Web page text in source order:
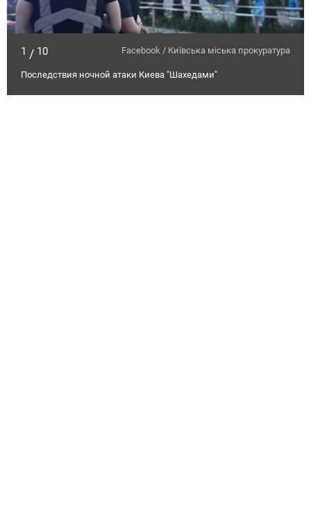
1 / 10 Facebook / Київська міська прокуратура
Последствия ночной атаки Киева "Шахедами"